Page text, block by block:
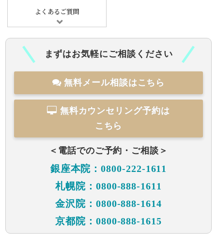
よくあるご質問
まずはお気軽にご相談ください
無料メール相談はこちら
無料カウンセリング予約は
こちら
＜電話でのご予約・ご相談＞
銀座本院：0800-222-1611
札幌院：0800-888-1611
金沢院：0800-888-1614
京都院：0800-888-1615